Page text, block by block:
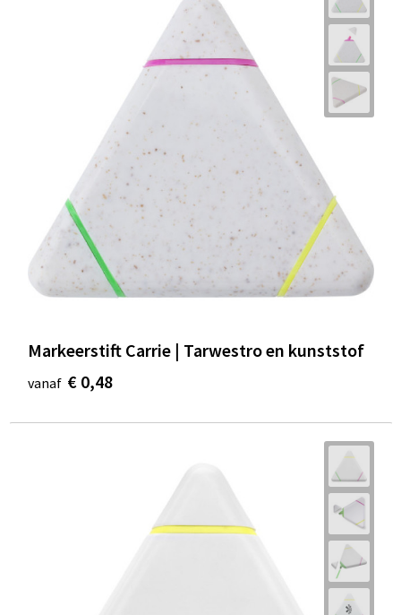
Markeerstift Carrie | Tarwestro en kunststof
vanaf € 0,48